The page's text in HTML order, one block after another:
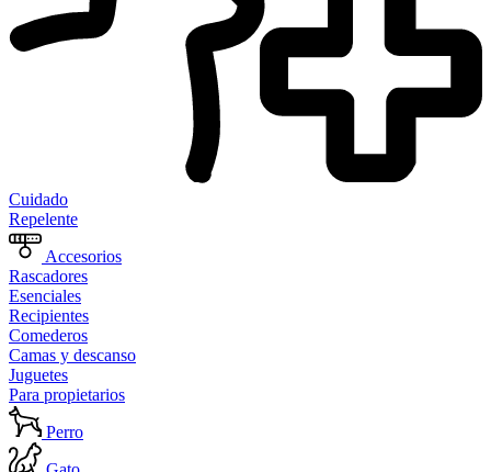
Cuidado
Repelente
Accesorios
Rascadores
Esenciales
Recipientes
Comederos
Camas y descanso
Juguetes
Para propietarios
Perro